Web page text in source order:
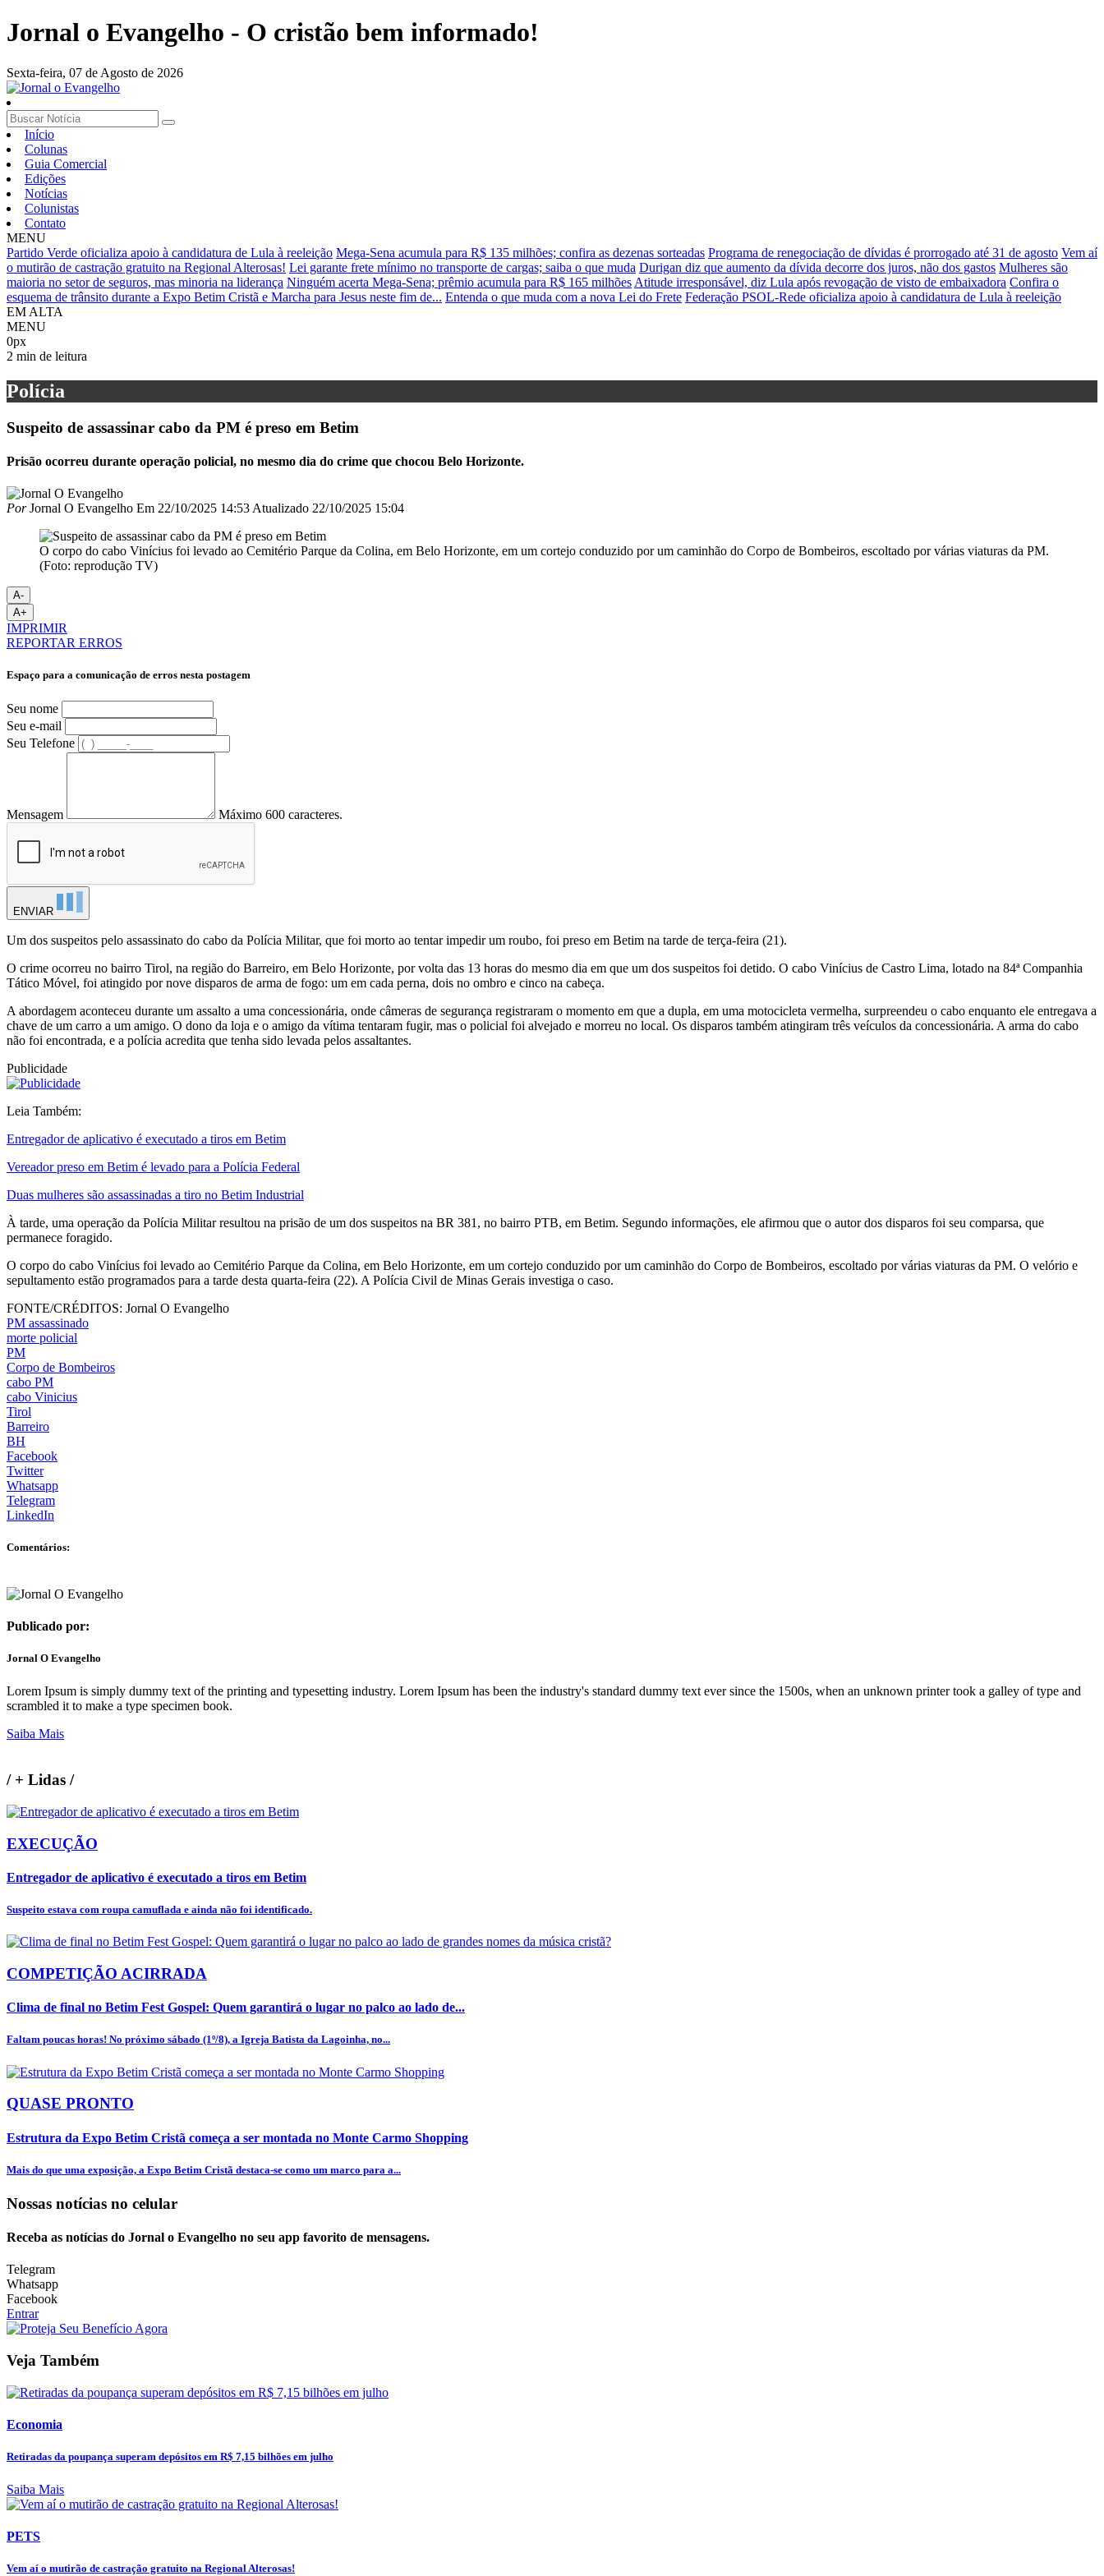
Jornal o Evangelho - O cristão bem informado!
Sexta-feira, 07 de Agosto de 2026
Início
Colunas
Guia Comercial
Edições
Notícias
Colunistas
Contato
MENU
Partido Verde oficializa apoio à candidatura de Lula à reeleição Mega-Sena acumula para R$ 135 milhões; confira as dezenas sorteadas Programa de renegociação de dívidas é prorrogado até 31 de agosto Vem aí
o mutirão de castração gratuito na Regional Alterosas! Lei garante frete mínimo no transporte de cargas; saiba o que muda Durigan diz que aumento da dívida decorre dos juros, não dos gastos Mulheres são
maioria no setor de seguros, mas minoria na liderança Ninguém acerta Mega-Sena; prêmio acumula para R$ 165 milhões Atitude irresponsável, diz Lula após revogação de visto de embaixadora Confira o
esquema de trânsito durante a Expo Betim Cristã e Marcha para Jesus neste fim de... Entenda o que muda com a nova Lei do Frete Federação PSOL-Rede oficializa apoio à candidatura de Lula à reeleição
EM ALTA
MENU
0px
2 min de leitura
Polícia
Suspeito de assassinar cabo da PM é preso em Betim
Prisão ocorreu durante operação policial, no mesmo dia do crime que chocou Belo Horizonte.
PorJornal O Evangelho Em 22/10/2025 14:53 Atualizado 22/10/2025 15:04
O corpo do cabo Vinícius foi levado ao Cemitério Parque da Colina, em Belo Horizonte, em um cortejo conduzido por um caminhão do Corpo de Bombeiros, escoltado por várias viaturas da PM.
(Foto: reprodução TV)
A-
A+
IMPRIMIR
REPORTAR ERROS
Espaço para a comunicação de erros nesta postagem
Seu nome
Seu e-mail
Seu Telefone
Mensagem Máximo 600 caracteres.
ENVIAR
Um dos suspeitos pelo assassinato do cabo da Polícia Militar, que foi morto ao tentar impedir um roubo, foi preso em Betim na tarde de terça-feira (21).
O crime ocorreu no bairro Tirol, na região do Barreiro, em Belo Horizonte, por volta das 13 horas do mesmo dia em que um dos suspeitos foi detido. O cabo Vinícius de Castro Lima, lotado na 84ª Companhia
Tático Móvel, foi atingido por nove disparos de arma de fogo: um em cada perna, dois no ombro e cinco na cabeça.
A abordagem aconteceu durante um assalto a uma concessionária, onde câmeras de segurança registraram o momento em que a dupla, em uma motocicleta vermelha, surpreendeu o cabo enquanto ele entregava a
chave de um carro a um amigo. O dono da loja e o amigo da vítima tentaram fugir, mas o policial foi alvejado e morreu no local. Os disparos também atingiram três veículos da concessionária. A arma do cabo
não foi encontrada, e a polícia acredita que tenha sido levada pelos assaltantes.
Publicidade
Leia Também:
Entregador de aplicativo é executado a tiros em Betim
Vereador preso em Betim é levado para a Polícia Federal
Duas mulheres são assassinadas a tiro no Betim Industrial
À tarde, uma operação da Polícia Militar resultou na prisão de um dos suspeitos na BR 381, no bairro PTB, em Betim. Segundo informações, ele afirmou que o autor dos disparos foi seu comparsa, que
permanece foragido.
O corpo do cabo Vinícius foi levado ao Cemitério Parque da Colina, em Belo Horizonte, em um cortejo conduzido por um caminhão do Corpo de Bombeiros, escoltado por várias viaturas da PM. O velório e
sepultamento estão programados para a tarde desta quarta-feira (22). A Polícia Civil de Minas Gerais investiga o caso.
FONTE/CRÉDITOS: Jornal O Evangelho
PM assassinado
morte policial
PM
Corpo de Bombeiros
cabo PM
cabo Vinicius
Tirol
Barreiro
BH
Facebook
Twitter
Whatsapp
Telegram
LinkedIn
Comentários:
Publicado por:
Jornal O Evangelho
Lorem Ipsum is simply dummy text of the printing and typesetting industry. Lorem Ipsum has been the industry's standard dummy text ever since the 1500s, when an unknown printer took a galley of type and
scrambled it to make a type specimen book.
Saiba Mais
/+ Lidas /
EXECUÇÃO
Entregador de aplicativo é executado a tiros em Betim
Suspeito estava com roupa camuflada e ainda não foi identificado.
COMPETIÇÃO ACIRRADA
Clima de final no Betim Fest Gospel: Quem garantirá o lugar no palco ao lado de...
Faltam poucas horas! No próximo sábado (1º/8), a Igreja Batista da Lagoinha, no...
QUASE PRONTO
Estrutura da Expo Betim Cristã começa a ser montada no Monte Carmo Shopping
Mais do que uma exposição, a Expo Betim Cristã destaca-se como um marco para a...
Nossas notícias no celular
Receba as notícias do Jornal o Evangelho no seu app favorito de mensagens.
Telegram
Whatsapp
Facebook
Entrar
Veja Também
Economia
Retiradas da poupança superam depósitos em R$ 7,15 bilhões em julho
Saiba Mais
PETS
Vem aí o mutirão de castração gratuito na Regional Alterosas!